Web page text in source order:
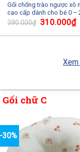
Gối chống trào ngược xô
cao cấp dành cho bé 0 –
390.000₫ 310.000₫
Gối chữ C
-30%